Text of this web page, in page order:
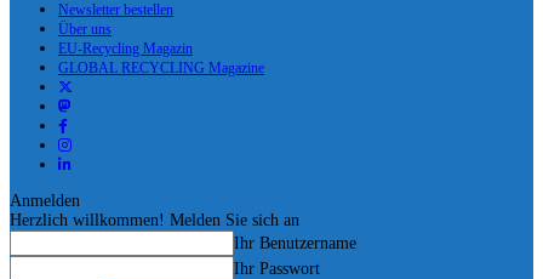
Newsletter bestellen
Über uns
EU-Recycling Magazin
GLOBAL RECYCLING Magazine
Anmelden
Herzlich willkommen! Melden Sie sich an
Ihr Benutzername
Ihr Passwort